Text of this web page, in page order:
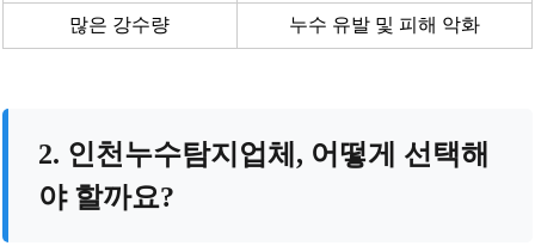
많은 강수량 누수 유발 및 피해 악화
2. 인천누수탐지업체, 어떻게 선택해
야 할까요?